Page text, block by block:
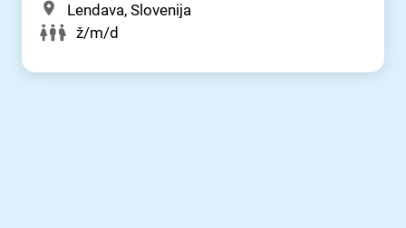
Lendava, Slovenija
ž/m/d